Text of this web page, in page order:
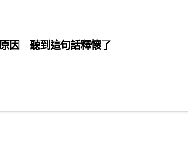
因 聽到這句話釋懷了